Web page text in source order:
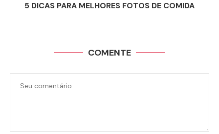
5 DICAS PARA MELHORES FOTOS DE COMIDA
COMENTE